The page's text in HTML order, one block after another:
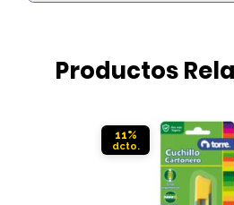
Productos
11%